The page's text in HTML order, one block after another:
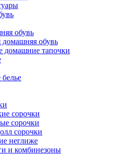
обувь
домашняя обувь
домашние тапочки
сорочки
сорочки
сорочки
неглиже
и комбинезоны